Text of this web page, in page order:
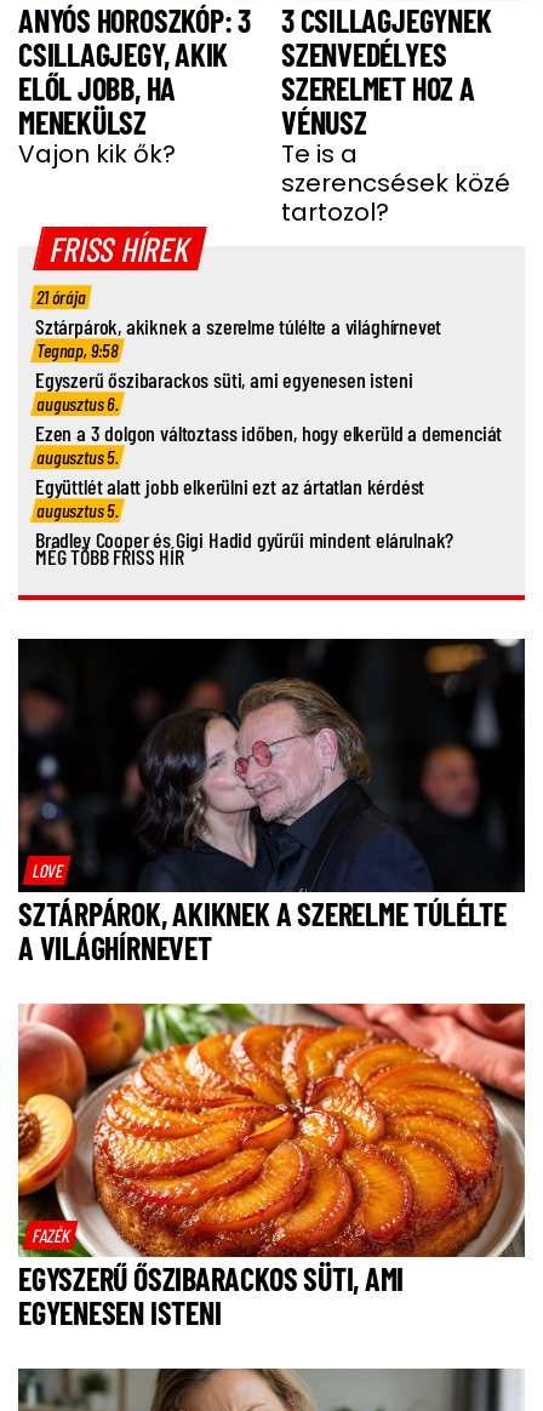
ANYÓS HOROSZKÓP: 3
CSILLAGJEGY, AKIK
ELŐL JOBB, HA
MENEKÜLSZ
Vajon kik ők?
3 CSILLAGJEGYNEK
SZENVEDÉLYES
SZERELMET HOZ A
VÉNUSZ
Te is a
szerencsések közé
tartozol?
FRISS HÍREK
21 órája
Sztárpárok, akiknek a szerelme túlélte a világhírnevet
Tegnap, 9:58
Egyszerű őszibarackos süti, ami egyenesen isteni
augusztus 6.
Ezen a 3 dolgon változtass időben, hogy elkerüld a demenciát
augusztus 5.
Együttlét alatt jobb elkerülni ezt az ártatlan kérdést
augusztus 5.
Bradley Cooper és Gigi Hadid gyűrűi mindent elárulnak?
MÉG TÖBB FRISS HÍR
LOVE
SZTÁRPÁROK, AKIKNEK A SZERELME TÚLÉLTE
A VILÁGHÍRNEVET
FAZÉK
EGYSZERŰ ŐSZIBARACKOS SÜTI, AMI
EGYENESEN ISTENI